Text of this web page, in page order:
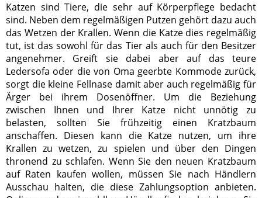
Katzen sind Tiere, die sehr auf Körperpflege bedacht
sind. Neben dem regelmäßigen Putzen gehört dazu auch
das Wetzen der Krallen. Wenn die Katze dies regelmäßig
tut, ist das sowohl für das Tier als auch für den Besitzer
angenehmer. Greift sie dabei aber auf das teure
Ledersofa oder die von Oma geerbte Kommode zurück,
sorgt die kleine Fellnase damit aber auch regelmäßig für
Ärger bei ihrem Dosenöffner. Um die Beziehung
zwischen Ihnen und Ihrer Katze nicht unnötig zu
belasten, sollten Sie frühzeitig einen Kratzbaum
anschaffen. Diesen kann die Katze nutzen, um ihre
Krallen zu wetzen, zu spielen und über den Dingen
thronend zu schlafen. Wenn Sie den neuen Kratzbaum
auf Raten kaufen wollen, müssen Sie nach Händlern
Ausschau halten, die diese Zahlungsoption anbieten.